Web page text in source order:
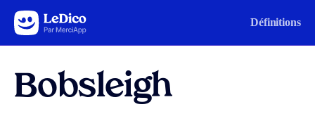
Aller au contenu Définitions
Bobsleigh